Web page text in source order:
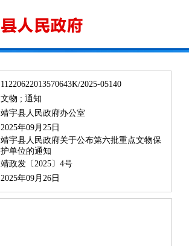
11220622013570643K/2025-05140
文物 ; 通知
靖宇县人民政府办公室
2025年09月25日
靖宇县人民政府关于公布第六批重点文物保
护单位的通知
靖政发〔2025〕4号
2025年09月26日